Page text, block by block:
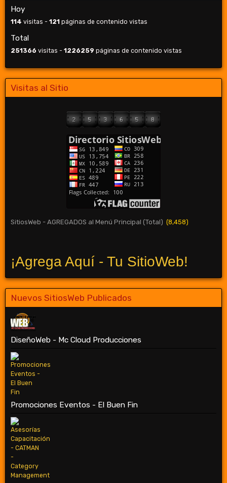
Hoy
114 visitas - 121 páginas de contenido vistas
Total
251366 visitas - 1226259 páginas de contenido vistas
Visitas al Sitio
SitiosWeb - AGREGADOS al Menú Principal (Total) (8,458)
¡Agrega Aquí - Tu SitioWeb!
Nuevos SitiosWeb Publicados
DiseñoWeb - Mc Cloud Producciones
Promociones Eventos - El Buen Fin